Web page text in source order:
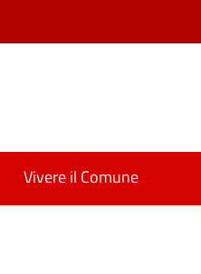
Vivere il Comune